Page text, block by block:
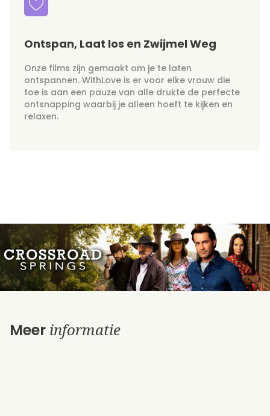
Ontspan, Laat los en Zwijmel Weg
Onze films zijn gemaakt om je te laten
ontspannen. WithLove is er voor elke vrouw die
toe is aan een pauze van alle drukte de perfecte
ontsnapping waarbij je alleen hoeft te kijken en
relaxen.
Meer informatie